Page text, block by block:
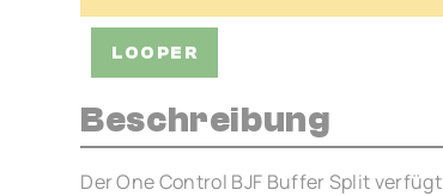
LOOPER
Beschreibung
Der One Control BJF Buffer Split